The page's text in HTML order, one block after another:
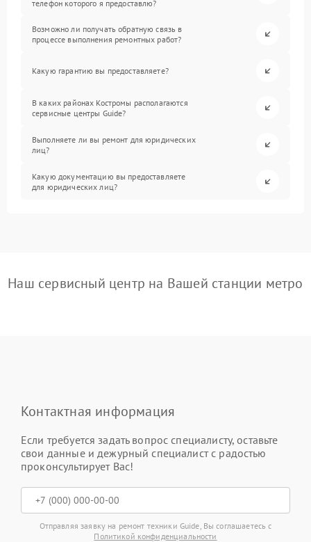
телефон которого я предоставлю?
Возможно ли получать обратную связь в
процессе выполнения ремонтных работ?
Какую гарантию вы предоставляете?
В каких районах Костромы располагаются
сервисные центры Guide?
Выполняете ли вы ремонт для юридических
лиц?
Какую документацию вы предоставляете
для юридических лиц?
Наш сервисный центр на Вашей станции метро
Контактная информация
Если требуется задать вопрос специалисту, оставьте
свои данные и дежурный специалист с радостью
проконсультирует Вас!
Отправляя заявку на ремонт техники Guide, Вы соглашаетесь с
Политикой конфиденциальности